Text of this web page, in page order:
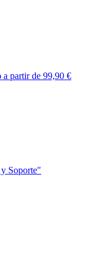
a partir de 99,90 €
Soporte"